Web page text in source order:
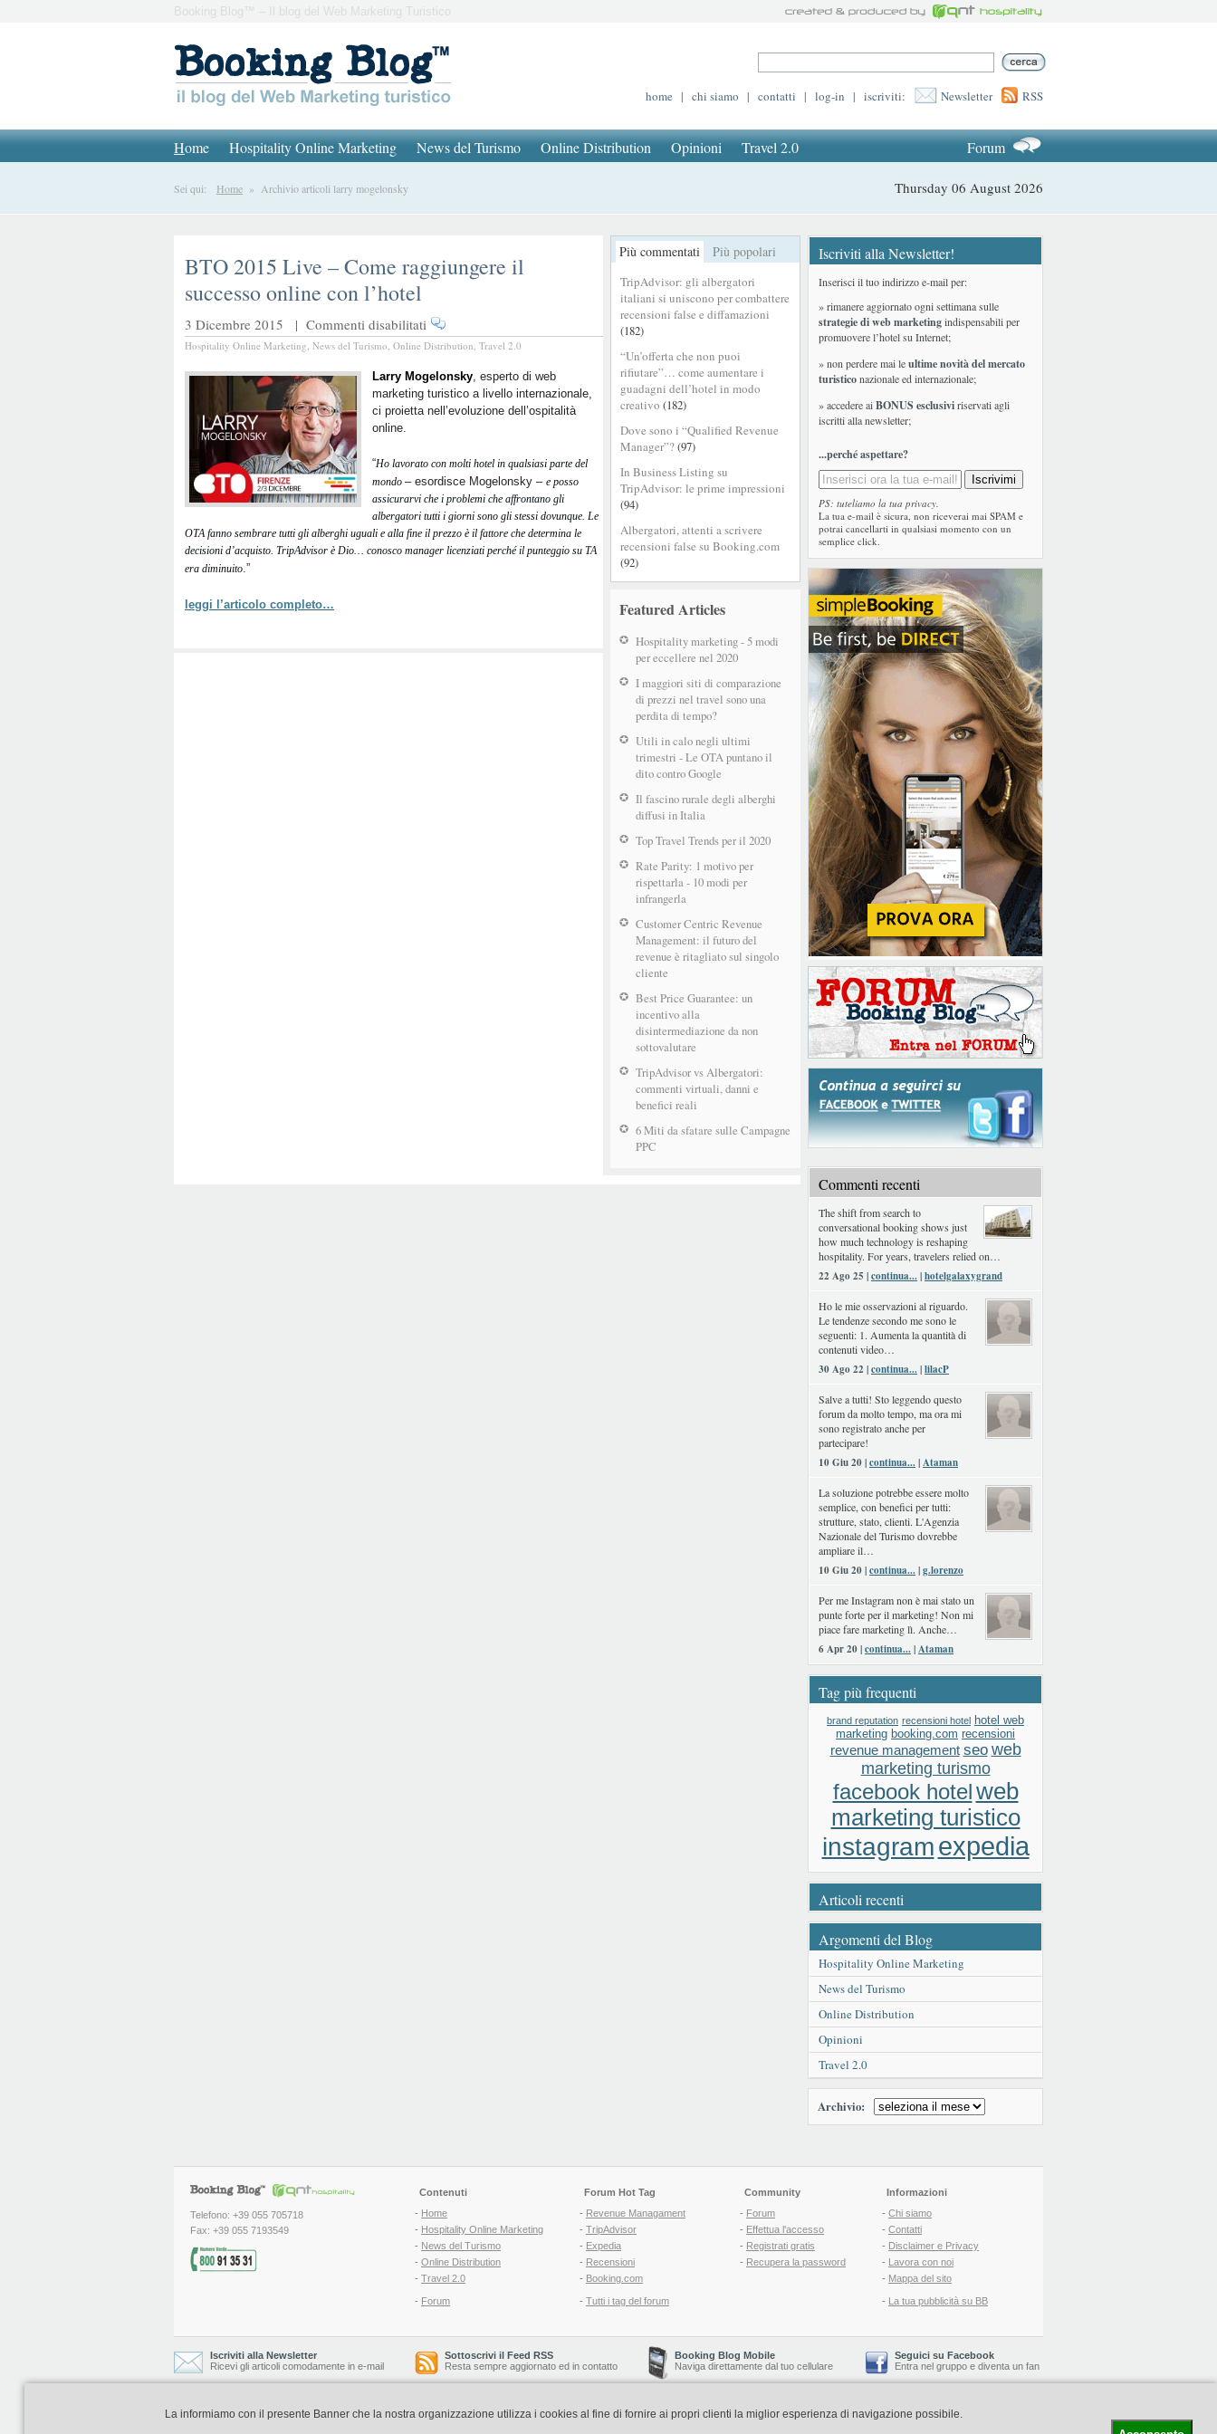
Booking Blog™ – Il blog del Web Marketing Turistico
home | chi siamo | contatti | log-in | iscriviti: Newsletter RSS
Home Hospitality Online Marketing News del Turismo Online Distribution Opinioni Travel 2.0 Forum
Sei qui: Home » Archivio articoli larry mogelonsky Thursday 06 August 2026
Più commentati Più popolari
TripAdvisor: gli albergatori
italiani si uniscono per combattere
recensioni false e diffamazioni
(182)
“Un’offerta che non puoi
rifiutare”… come aumentare i
guadagni dell’hotel in modo
creativo (182)
Dove sono i “Qualified Revenue
Manager”?(97)
In Business Listing su
TripAdvisor: le prime impressioni
(94)
Albergatori, attenti a scrivere
recensioni false su Booking.com
(92)
Featured Articles
Hospitality marketing - 5 modi
per eccellere nel 2020
I maggiori siti di comparazione
di prezzi nel travel sono una
perdita di tempo?
Utili in calo negli ultimi
trimestri - Le OTA puntano il
dito contro Google
Il fascino rurale degli alberghi
diffusi in Italia
Top Travel Trends per il 2020
Rate Parity: 1 motivo per
rispettarla - 10 modi per
infrangerla
Customer Centric Revenue
Management: il futuro del
revenue è ritagliato sul singolo
cliente
Best Price Guarantee: un
incentivo alla
disintermediazione da non
sottovalutare
TripAdvisor vs Albergatori:
commenti virtuali, danni e
benefici reali
6 Miti da sfatare sulle Campagne
PPC
BTO 2015 Live – Come raggiungere il
successo online con l’hotel
3 Dicembre 2015 | Commenti disabilitati su
BTO
Live
–
Come
successo
online
con
l’hotel
Hospitality Online Marketing, News del Turismo, Online Distribution, Travel 2.0
Larry Mogelonsky, esperto di web
marketing turistico a livello internazionale,
ci proietta nell’evoluzione dell’ospitalità
online.
“Ho lavorato con molti hotel in qualsiasi parte del
mondo – esordisce Mogelonsky – e posso
assicurarvi che i problemi che affrontano gli
albergatori tutti i giorni sono gli stessi dovunque. Le
OTA fanno sembrare tutti gli alberghi uguali e alla fine il prezzo è il fattore che determina le
decisioni d’acquisto. TripAdvisor è Dio… conosco manager licenziati perché il punteggio su TA
era diminuito.”
leggi l’articolo completo…
Iscriviti alla Newsletter!
Inserisci il tuo indirizzo e-mail per:
» rimanere aggiornato ogni settimana sulle
strategie di web marketingindispensabili per
promuovere l’hotel su Internet;
» non perdere mai leultime novità del mercato
turisticonazionale ed internazionale;
» accedere aiBONUS esclusiviriservati agli
iscritti alla newsletter;
...perché aspettare?
PS: tuteliamo la tua privacy.
La tua e-mail è sicura, non riceverai mai SPAM e
potrai cancellarti in qualsiasi momento con un
semplice click.
Commenti recenti
The shift from search to
conversational booking shows just
how much technology is reshaping
hospitality. For years, travelers relied on…
22 Ago 25 |continua...|hotelgalaxygrand
Ho le mie osservazioni al riguardo.
Le tendenze secondo me sono le
seguenti: 1. Aumenta la quantità di
contenuti video…
30 Ago 22 |continua...|lilacP
Salve a tutti! Sto leggendo questo
forum da molto tempo, ma ora mi
sono registrato anche per
partecipare!
10 Giu 20 |continua...|Ataman
La soluzione potrebbe essere molto
semplice, con benefici per tutti:
strutture, stato, clienti. L'Agenzia
Nazionale del Turismo dovrebbe
ampliare il…
10 Giu 20 |continua...|g.lorenzo
Per me Instagram non è mai stato un
punte forte per il marketing! Non mi
piace fare marketing lì. Anche…
6 Apr 20 |continua...|Ataman
Tag più frequenti
brand reputation recensioni hotel hotel web
marketing booking.com recensioni
revenue management seo web
marketing turismo
facebook hotelweb
marketing turistico
instagramexpedia
Articoli recenti
Argomenti del Blog
Hospitality Online Marketing
News del Turismo
Online Distribution
Opinioni
Travel 2.0
Archivio:
Telefono: +39 055 705718
Fax: +39 055 7193549
Contenuti
- Home
- Hospitality Online Marketing
- News del Turismo
- Online Distribution
- Travel 2.0
- Forum
Forum Hot Tag
- Revenue Managament
- TripAdvisor
- Expedia
- Recensioni
- Booking.com
- Tutti i tag del forum
Community
- Forum
- Effettua l'accesso
- Registrati gratis
- Recupera la password
Informazioni
- Chi siamo
- Contatti
- Disclaimer e Privacy
- Lavora con noi
- Mappa del sito
- La tua pubblicità su BB
Iscriviti alla Newsletter
Ricevi gli articoli comodamente in e-mail
Sottoscrivi il Feed RSS
Resta sempre aggiornato ed in contatto
Booking Blog Mobile
Naviga direttamente dal tuo cellulare
Seguici su Facebook
Entra nel gruppo e diventa un fan
Booking Blog è realizzato e curato da Copyright © 2006-2026 QNT S.r.l. Socio Unico -www.qnt.it-Booking Blog™ -Il blog del Web Marketing Turistico
La informiamo con il presente Banner che la nostra organizzazione utilizza i cookies al fine di fornire ai propri clienti la miglior esperienza di navigazione possibile.